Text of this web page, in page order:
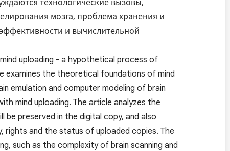
технологические вызовы,
мозга, проблема хранения и
и вычислительной
uploading - a hypothetical process of
examines the theoretical foundations of mind
emulation and computer modeling of brain
mind uploading. The article analyzes the
preserved in the digital copy, and also
rights and the status of uploaded copies. The
such as the complexity of brain scanning and